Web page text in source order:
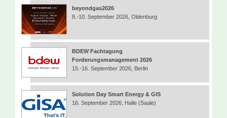
beyondgas2026
8.-10. September 2026, Oldenburg
BDEW Fachtagung
Forderungsmanagement 2026
15.-16. September 2026, Berlin
Solution Day Smart Energy & GIS
16. September 2026, Halle (Saale)